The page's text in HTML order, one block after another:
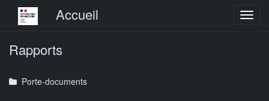
Menu principalAccueil
Rapports
Porte-documents